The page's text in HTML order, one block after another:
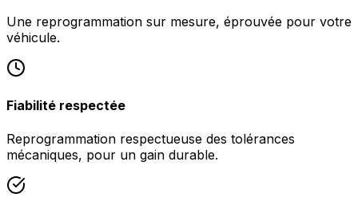
Une reprogrammation sur mesure, éprouvée pour votre
véhicule.
Fiabilité respectée
Reprogrammation respectueuse des tolérances
mécaniques, pour un gain durable.